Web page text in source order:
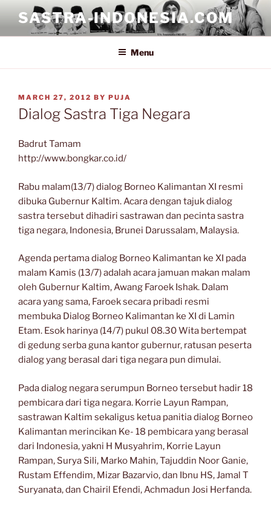
content
SASTRA-INDONESIA.COM
Menu
POSTED
ON
MARCH 27, 2012 BY PUJA
Dialog Sastra Tiga Negara
Badrut Tamam
http://www.bongkar.co.id/
Rabu malam(13/7) dialog Borneo Kalimantan XI resmi
dibuka Gubernur Kaltim. Acara dengan tajuk dialog
sastra tersebut dihadiri sastrawan dan pecinta sastra
tiga negara, Indonesia, Brunei Darussalam, Malaysia.
Agenda pertama dialog Borneo Kalimantan ke XI pada
malam Kamis (13/7) adalah acara jamuan makan malam
oleh Gubernur Kaltim, Awang Faroek Ishak. Dalam
acara yang sama, Faroek secara pribadi resmi
membuka Dialog Borneo Kalimantan ke XI di Lamin
Etam. Esok harinya (14/7) pukul 08.30 Wita bertempat
di gedung serba guna kantor gubernur, ratusan peserta
dialog yang berasal dari tiga negara pun dimulai.
Pada dialog negara serumpun Borneo tersebut hadir 18
pembicara dari tiga negara. Korrie Layun Rampan,
sastrawan Kaltim sekaligus ketua panitia dialog Borneo
Kalimantan merincikan Ke- 18 pembicara yang berasal
dari Indonesia, yakni H Musyahrim, Korrie Layun
Rampan, Surya Sili, Marko Mahin, Tajuddin Noor Ganie,
Rustam Effendim, Mizar Bazarvio, dan Ibnu HS, Jamal T
Suryanata, dan Chairil Efendi, Achmadun Josi Herfanda.